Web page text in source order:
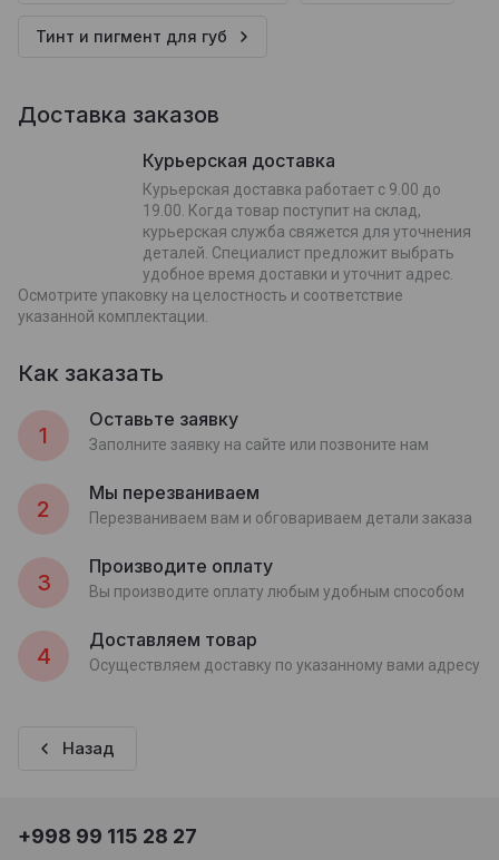
Тинт и пигмент для губ
Доставка заказов
Курьерская доставка
Курьерская доставка работает с 9.00 до
19.00. Когда товар поступит на склад,
курьерская служба свяжется для уточнения
деталей. Специалист предложит выбрать
удобное время доставки и уточнит адрес.
Осмотрите упаковку на целостность и соответствие
указанной комплектации.
Как заказать
1
Оставьте заявку
Заполните заявку на сайте или позвоните нам
2
Мы перезваниваем
Перезваниваем вам и обговариваем детали заказа
3
Производите оплату
Вы производите оплату любым удобным способом
4
Доставляем товар
Осуществляем доставку по указанному вами адресу
Назад
+998 99 115 28 27